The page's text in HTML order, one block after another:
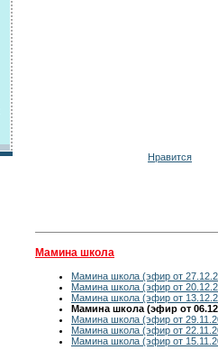
Нравится
Мамина школа
Мамина школа (эфир от
Мамина школа (эфир от
Мамина школа (эфир от
Мамина школа (эфир от
Мамина школа (эфир от
Мамина школа (эфир от
Мамина школа (эфир от